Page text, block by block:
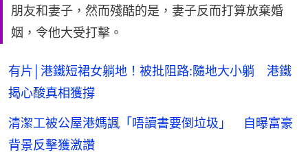
朋友和妻子，然而殘酷的是，妻子反而打算放棄婚
姻，令他大受打擊。
有片│港鐵短裙女躺地！被批阻路:隨地大小躺 港鐵
揭心酸真相獲撐
清潔工被公屋港媽諷「唔讀書要倒垃圾」 自曝富豪
背景反擊獲激讚